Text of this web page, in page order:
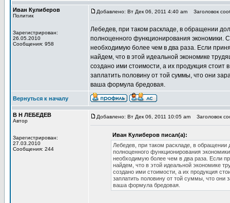
Иван Кулиберов
Политик
Зарегистрирован:
26.05.2010
Сообщения: 958
Добавлено: Вт Дек 06, 2011 4:40 am Заголовок
Лебедев, при таком раскладе, в обращении
полноценного функционирования экономики.
необходимую более чем в два раза. Если
найдем, что в этой идеальной экономике
создано ими стоимости, а их продукция
заплатить половину от той суммы, что они
ваша формула бредовая.
Вернуться к началу
В Н ЛЕБЕДЕВ
Автор
Зарегистрирован:
27.03.2010
Сообщения: 244
Добавлено: Вт Дек 06, 2011 10:05 am Заголовок
Иван Кулиберов писал(а):
Лебедев, при таком раскладе, в
полноценного функционирования
необходимую более чем в два раза. Если
найдем, что в этой идеальной экономике
создано ими стоимости, а их продукция
заплатить половину от той суммы, что они
ваша формула бредовая.